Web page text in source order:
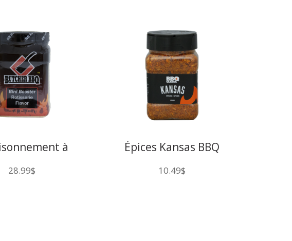
à
Butcher
28.99$
Épices Kansas BBQ
10.49$